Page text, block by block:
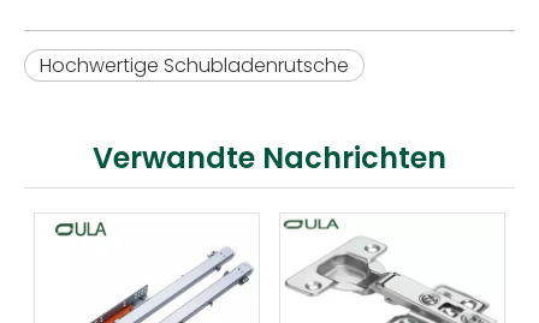
Hochwertige Schubladenrutsche
Verwandte Nachrichten